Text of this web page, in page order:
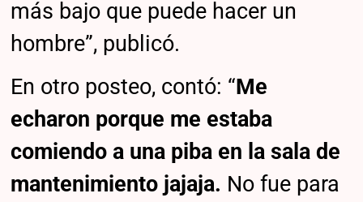
más bajo que puede hacer un
hombre”, publicó.
En otro posteo, contó: “Me
echaron porque me estaba
comiendo a una piba en la sala de
mantenimiento jajaja. No fue para